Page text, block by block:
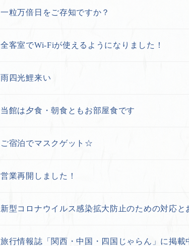
一粒万倍日をご存知ですか？
全客室でWi-Fiが使えるようになりました！
雨四光鯉来い
当館は夕食・朝食ともお部屋食です
ご宿泊でマスクゲット☆
営業再開しました！
新型コロナウイルス感染拡大防止のための対応と
旅行情報誌「関西・中国・四国じゃらん」に掲載